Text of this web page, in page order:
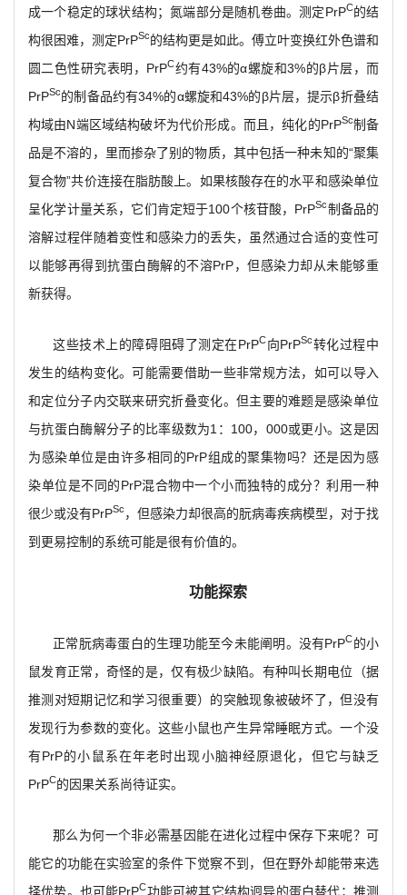
成一个稳定的球状结构；氮端部分是随机卷曲。测定PrPC的结
构很困难，测定PrPSc的结构更是如此。傅立叶变换红外色谱和
圆二色性研究表明，PrPC约有43%的α螺旋和3%的β片层，而
PrPSc的制备品约有34%的α螺旋和43%的β片层，提示β折叠结
构域由N端区域结构破坏为代价形成。而且，纯化的PrPSc制备
品是不溶的，里而掺杂了别的物质，其中包括一种未知的“聚集
复合物”共价连接在脂肪酸上。如果核酸存在的水平和感染单位
呈化学计量关系，它们肯定短于100个核苷酸，PrPSc制备品的
溶解过程伴随着变性和感染力的丢失，虽然通过合适的变性可
以能够再得到抗蛋白酶解的不溶PrP，但感染力却从未能够重
新获得。
这些技术上的障碍阻碍了测定在PrPC向PrPSc转化过程中
发生的结构变化。可能需要借助一些非常规方法，如可以导入
和定位分子内交联来研究折叠变化。但主要的难题是感染单位
与抗蛋白酶解分子的比率级数为1：100，000或更小。这是因
为感染单位是由许多相同的PrP组成的聚集物吗？还是因为感
染单位是不同的PrP混合物中一个小而独特的成分？利用一种
很少或没有PrPSc ，但感染力却很高的朊病毒疾病模型，对于找
到更易控制的系统可能是很有价值的。
功能探索
正常朊病毒蛋白的生理功能至今未能阐明。没有PrPC的小
鼠发育正常，奇怪的是，仅有极少缺陷。有种叫长期电位（据
推测对短期记忆和学习很重要）的突触现象被破坏了，但没有
发现行为参数的变化。这些小鼠也产生异常睡眠方式。一个没
有PrP的小鼠系在年老时出现小脑神经原退化，但它与缺乏
PrPC的因果关系尚待证实。
那么为何一个非必需基因能在进化过程中保存下来呢？可
能它的功能在实验室的条件下觉察不到，但在野外却能带来选
择优势。也可能PrPC功能可被其它结构迥异的蛋白替代；推测